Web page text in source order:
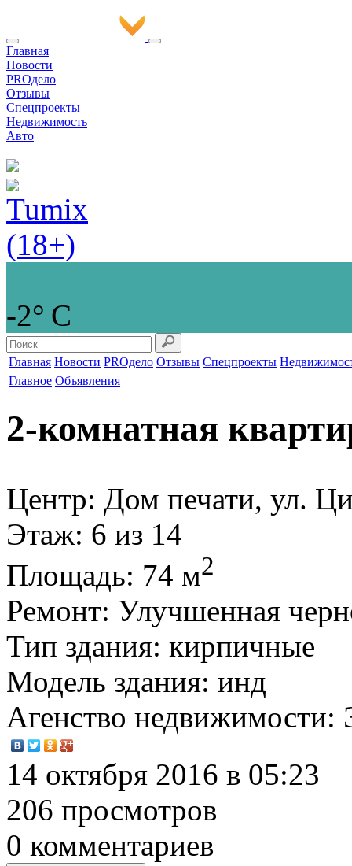
Главная
Новости
PROдело
Отзывы
Спецпроекты
Недвижимость
Авто
-2° С
Главная Новости PROдело Отзывы Спецпроекты
Главное Объявления
2-комнатная
Центр: Дом печати, ул.
Этаж: 6 из 14
Площадь: 74 м2
Ремонт: Улучшенная
Тип здания: кирпичные
Модель здания: инд
Агенство недвижимости:
14 октября 2016 в 05:23
206 просмотров
0 комментариев